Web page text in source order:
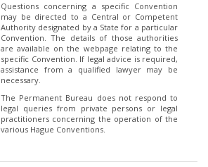
Questions concerning a specific Convention
may be directed to a Central or Competent
Authority designated by a State for a particular
Convention. The details of those authorities
are available on the webpage relating to the
specific Convention. If legal advice is required,
assistance from a qualified lawyer may be
necessary.
The Permanent Bureau does not respond to
legal queries from private persons or legal
practitioners concerning the operation of the
various Hague Conventions.